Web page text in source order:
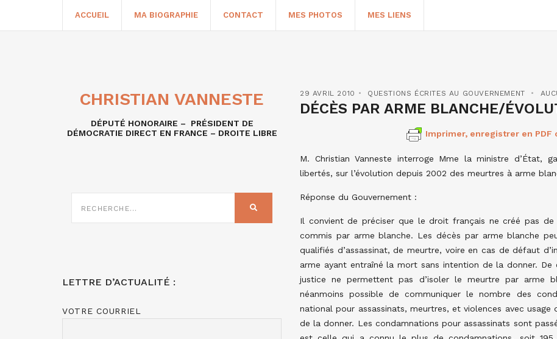
ACCUEIL MA BIOGRAPHIE CONTACT MES PHOTOS MES LIENS
29 AVRIL 2010 QUESTIONS ÉCRITES AU GOUVERNEMENT
DÉCÈS PAR ARME BLANCHE/
Imprimer, enregistrer en
M. Christian Vanneste interroge Mme la ministre d’État,
libertés, sur l’évolution depuis 2002 des meurtres à arme
Réponse du Gouvernement :
Il convient de préciser que le droit français ne créé pas
commis par arme blanche. Les décès par arme blanche
qualifiés d’assassinat, de meurtre, voire en cas de défaut
arme ayant entraîné la mort sans intention de la donner.
justice ne permettent pas d’isoler le meurtre par arme
néanmoins possible de communiquer le nombre des
national pour assassinats, meurtres, et violences avec
de la donner. Les condamnations pour assassinats sont
CHRISTIAN VANNESTE
DÉPUTÉ HONORAIRE – PRÉSIDENT DE
DÉMOCRATIE DIRECT EN FRANCE – DROITE LIBRE
SUR
LETTRE D’ACTUALITÉ :
VOTRE COURRIEL